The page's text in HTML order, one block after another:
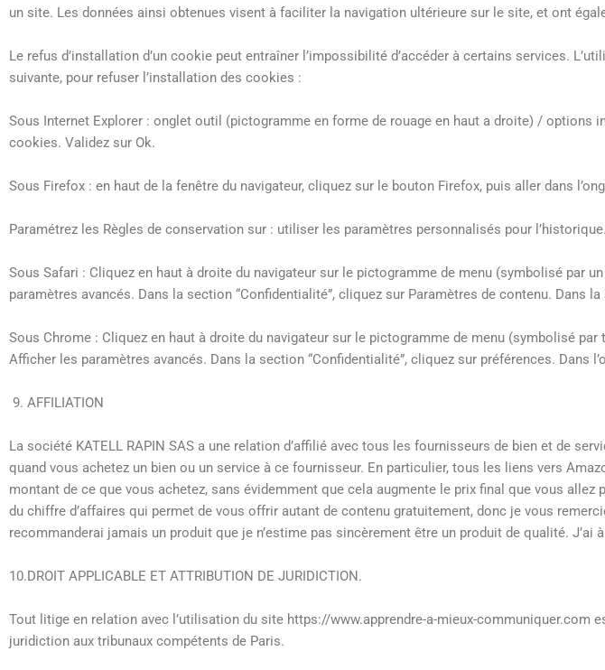
un site. Les données ainsi obtenues visent à faciliter la navigation ultérieure sur le site, et ont
Le refus d’installation d’un cookie peut entraîner l’impossibilité d’accéder à certains services.
suivante, pour refuser l’installation des cookies :
Sous Internet Explorer : onglet outil (pictogramme en forme de rouage en haut a droite) /
cookies. Validez sur Ok.
Sous Firefox : en haut de la fenêtre du navigateur, cliquez sur le bouton Firefox, puis aller dans
Paramétrez les Règles de conservation sur : utiliser les paramètres personnalisés pour
Sous Safari : Cliquez en haut à droite du navigateur sur le pictogramme de menu (symbolisé par
paramètres avancés. Dans la section “Confidentialité”, cliquez sur Paramètres de contenu. Dans
Sous Chrome : Cliquez en haut à droite du navigateur sur le pictogramme de menu (symbolisé
Afficher les paramètres avancés. Dans la section “Confidentialité”, cliquez sur préférences. Dans
AFFILIATION
La société KATELL RAPIN SAS a une relation d’affilié avec tous les fournisseurs de bien et de
quand vous achetez un bien ou un service à ce fournisseur. En particulier, tous les liens vers
montant de ce que vous achetez, sans évidemment que cela augmente le prix final que vous
du chiffre d’affaires qui permet de vous offrir autant de contenu gratuitement, donc je vous
recommanderai jamais un produit que je n’estime pas sincèrement être un produit de qualité.
10.DROIT APPLICABLE ET ATTRIBUTION DE JURIDICTION.
Tout litige en relation avec l’utilisation du site https://www.apprendre-a-mieux-
juridiction aux tribunaux compétents de Paris.